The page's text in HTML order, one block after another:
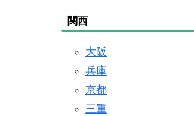
関西
大阪
兵庫
京都
三重